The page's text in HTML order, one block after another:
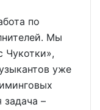
по
Мы
Чукотки»,
уже
задача –